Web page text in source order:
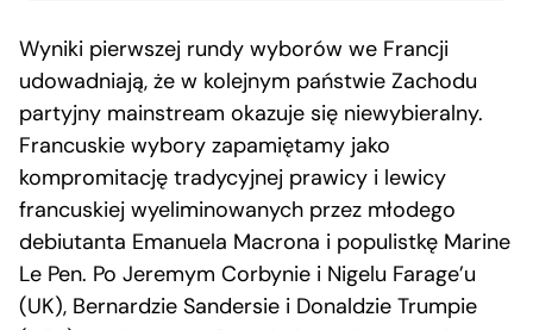
Wyniki pierwszej rundy wyborów we Francji
udowadniają, że w kolejnym państwie Zachodu
partyjny mainstream okazuje się niewybieralny.
Francuskie wybory zapamiętamy jako
kompromitację tradycyjnej prawicy i lewicy
francuskiej wyeliminowanych przez młodego
debiutanta Emanuela Macrona i populistkę Marine
Le Pen. Po Jeremym Corbynie i Nigelu Farage’u
(UK), Bernardzie Sandersie i Donaldzie Trumpie